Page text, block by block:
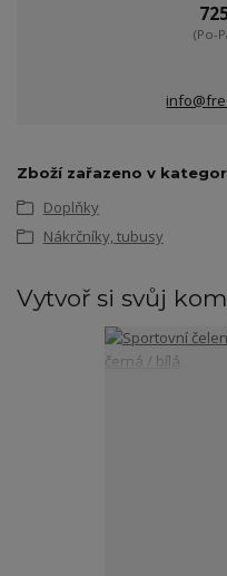
(Po-
Zboží zařazeno v
Doplňky
Nákrčníky, tubusy
Vytvoř si svůj